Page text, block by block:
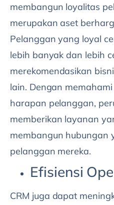
membangun loyalitas
merupakan aset
Pelanggan yang loyal
lebih banyak dan lebih
merekomendasikan
lain. Dengan
harapan pelanggan,
memberikan layanan
membangun hubungan
pelanggan mereka.
Efisiensi
CRM juga dapat